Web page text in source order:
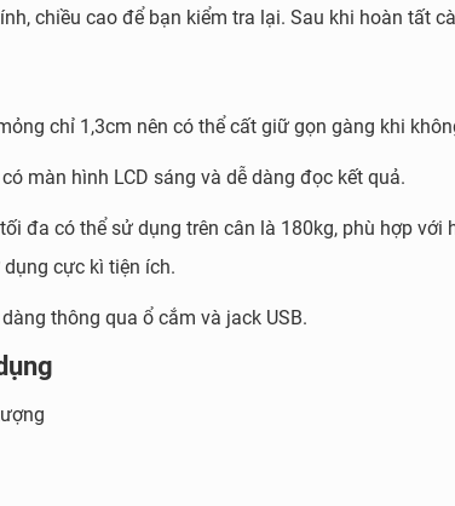
chiều cao để bạn kiểm tra lại. Sau khi hoàn tất
chỉ 1,3cm nên có thể cất giữ gọn gàng khi
màn hình LCD sáng và dễ dàng đọc kết quả.
đa có thể sử dụng trên cân là 180kg, phù hợp với
cực kì tiện ích.
thông qua ổ cắm và jack USB.